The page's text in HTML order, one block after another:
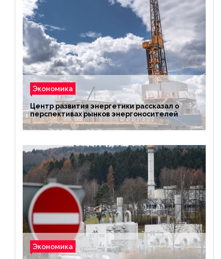
Экономика
Центр развития энергетики рассказал о
перспективах рынков энергоносителей
Экономика